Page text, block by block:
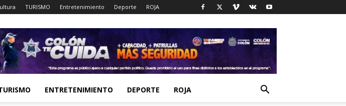
TURISMO Entretenimiento Deporte ROJA
ENTRETENIMIENTO DEPORTE ROJA